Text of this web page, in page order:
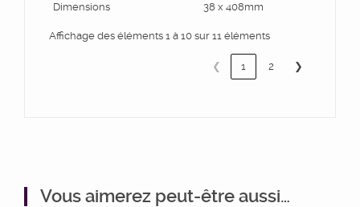
Dimensions
38 x 408mm
Affichage des éléments 1 à 10 sur 11 éléments
❮ 1 2 ❯
Vous aimerez peut-être aussi…